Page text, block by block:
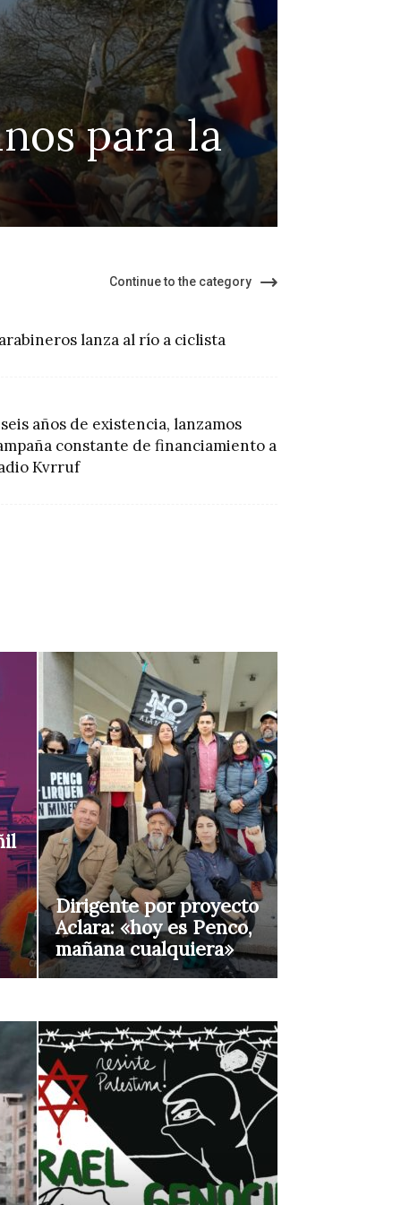
ley de
del suicidio
Continue to the category
lanza al río a ciclista
años de existencia, lanzamos
constante de financiamiento a
Kvrruf
Dirigente por proyecto
Aclara: «hoy es Penco,
mañana cualquiera»